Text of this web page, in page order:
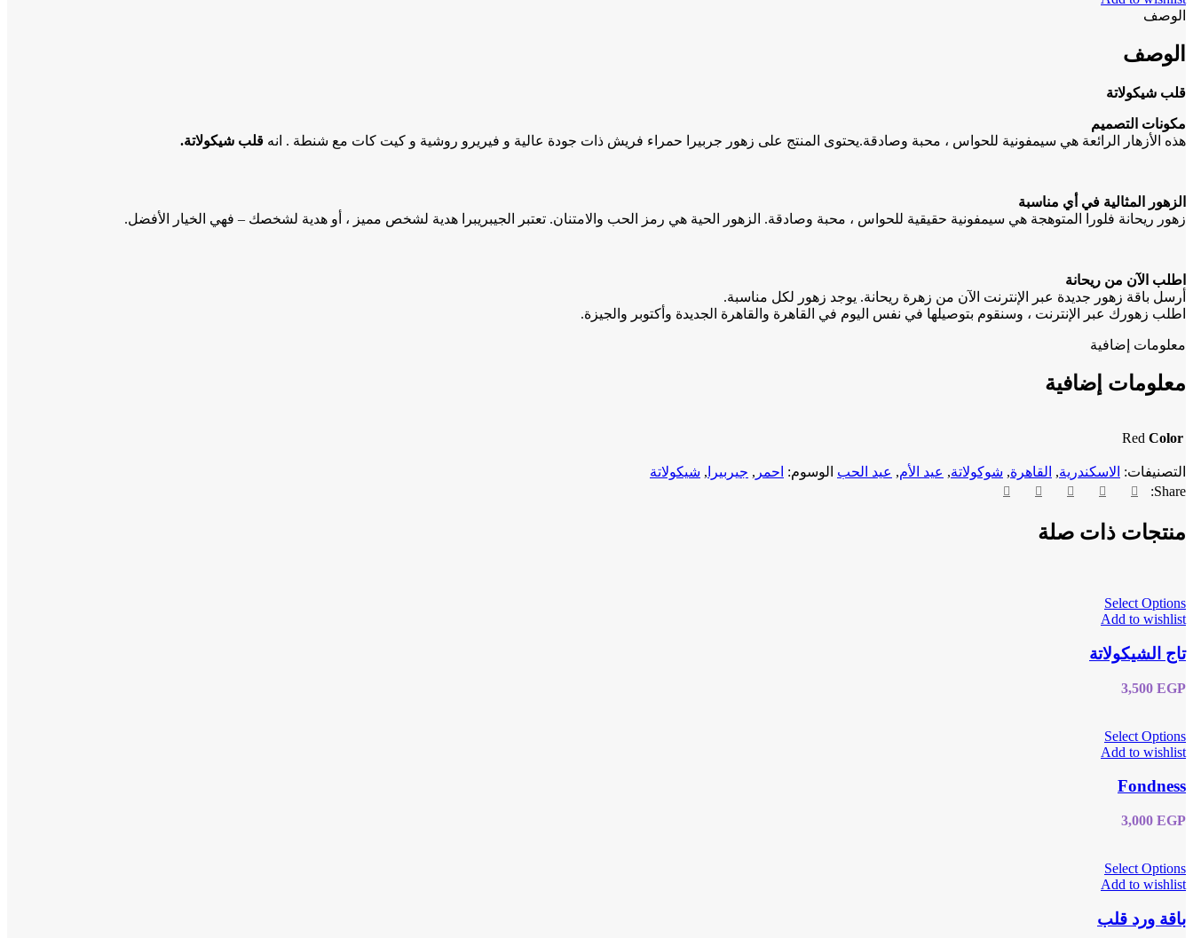
الوصف
الوصف
قلب شيكولاتة
مكونات التصميم
هذه الأزهار الرائعة هي سيمفونية للحواس ، محبة وصادقة.يحتوى المنتج على زهور جربيرا حمراء فريش ذات جودة عالية و فيريرو روشية و كيت كات مع شنطة . انه قلب شيكولاتة.
الزهور المثالية في أي مناسبة
زهور ريحانة فلورا المتوهجة هي سيمفونية حقيقية للحواس ، محبة وصادقة. الزهور الحية هي رمز الحب والامتنان. تعتبر الجيبريبرا هدية لشخص مميز ، أو هدية لشخصك – فهي الخيار الأفضل.
اطلب الآن من ريحانة
أرسل باقة زهور جديدة عبر الإنترنت الآن من زهرة ريحانة. يوجد زهور لكل مناسبة.
اطلب زهورك عبر الإنترنت ، وسنقوم بتوصيلها في نفس اليوم في القاهرة والقاهرة الجديدة وأكتوبر والجيزة.
معلومات إضافية
معلومات إضافية
Color
Red
التصنيفات: الاسكندرية, القاهرة, شوكولاتة, عيد الأم, عيد الحب الوسوم: احمر , جيربيرا , شيكولاتة
Share:
منتجات ذات صلة
Select Options
Add to wishlist
تاج الشيكولاتة
3,500 EGP
Select Options
Add to wishlist
Fondness
3,000 EGP
Select Options
Add to wishlist
باقة ورد قلب